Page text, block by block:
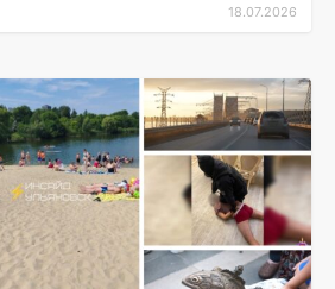
18.07.2026